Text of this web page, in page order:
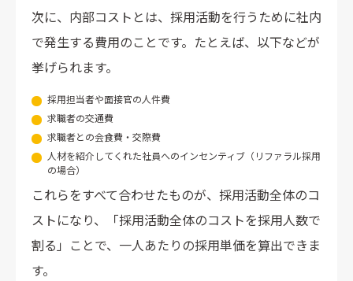
次に、内部コストとは、採用活動を行うために社内
で発生する費用のことです。たとえば、以下などが
挙げられます。
採用担当者や面接官の人件費
求職者の交通費
求職者との会食費・交際費
人材を紹介してくれた社員へのインセンティブ（リファラル採用
の場合）
これらをすべて合わせたものが、採用活動全体のコ
ストになり、「採用活動全体のコストを採用人数で
割る」ことで、一人あたりの採用単価を算出できま
す。